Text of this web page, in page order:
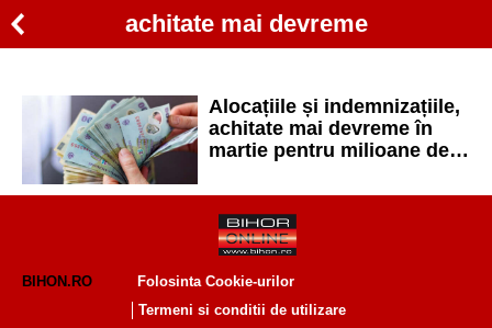
achitate mai devreme
Alocațiile și indemnizațiile,
achitate mai devreme în
martie pentru milioane de
BIHON.RO
Folosinta Cookie-urilor
Termeni si conditii de utilizare